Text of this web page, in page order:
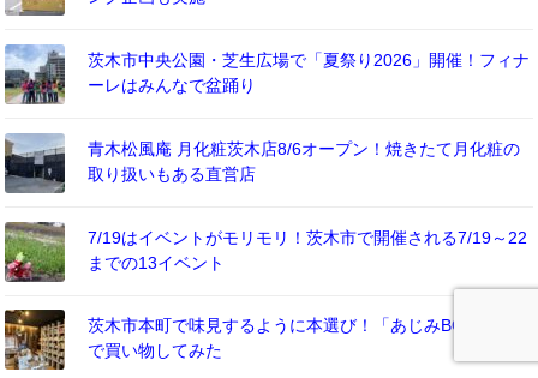
茨木市中央公園・芝生広場で「夏祭り2026」開催！フィナ
ーレはみんなで盆踊り
青木松風庵 月化粧茨木店8/6オープン！焼きたて月化粧の
取り扱いもある直営店
7/19はイベントがモリモリ！茨木市で開催される7/19～22
までの13イベント
茨木市本町で味見するように本選び！「あじみBOOKS」
で買い物してみた